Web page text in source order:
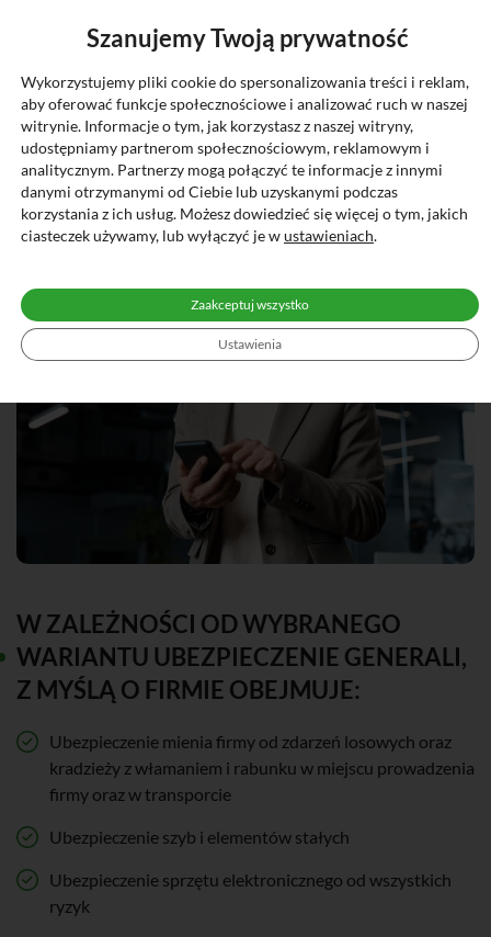
W ZALEŻNOŚCI OD WYBRANEGO
WARIANTU UBEZPIECZENIE GENERALI,
Z MYŚLĄ O FIRMIE OBEJMUJE:
Ubezpieczenie mienia firmy od zdarzeń losowych oraz
kradzieży z włamaniem i rabunku w miejscu prowadzenia
firmy oraz w transporcie
Ubezpieczenie szyb i elementów stałych
Ubezpieczenie sprzętu elektronicznego od wszystkich
ryzyk
Szanujemy Twoją prywatność
Wykorzystujemy pliki cookie do spersonalizowania treści i reklam,
aby oferować funkcje społecznościowe i analizować ruch w naszej
witrynie. Informacje o tym, jak korzystasz z naszej witryny,
udostępniamy partnerom społecznościowym, reklamowym i
analitycznym. Partnerzy mogą połączyć te informacje z innymi
danymi otrzymanymi od Ciebie lub uzyskanymi podczas
korzystania z ich usług. Możesz dowiedzieć się więcej o tym, jakich
ciasteczek używamy, lub wyłączyć je wustawieniach.
Zaakceptuj wszystko
Ustawienia